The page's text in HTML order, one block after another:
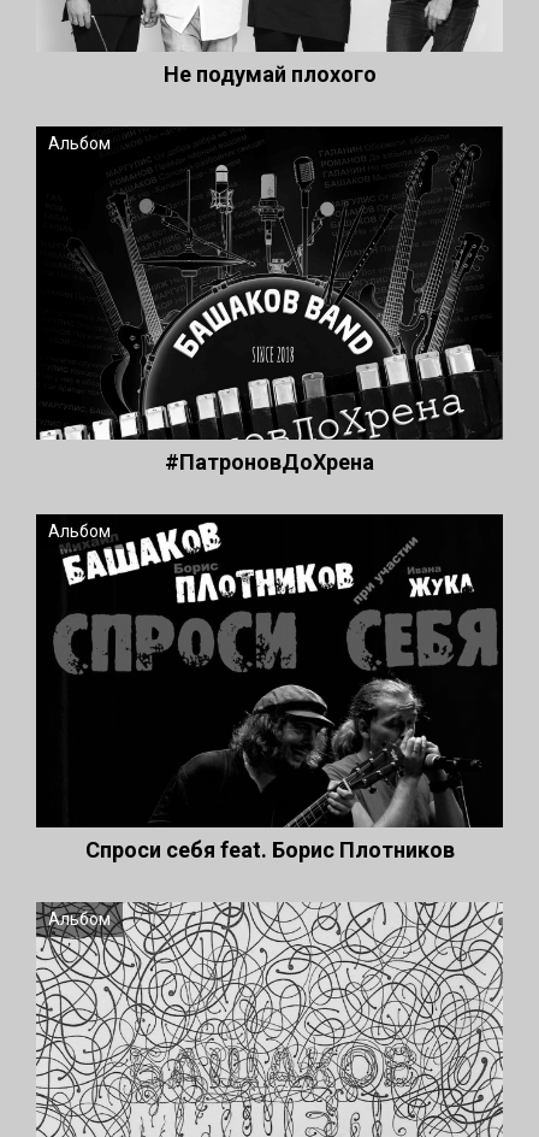
Не подумай плохого
Альбом
#ПатроновДоХрена
Альбом
Спроси себя feat. Борис Плотников
Альбом